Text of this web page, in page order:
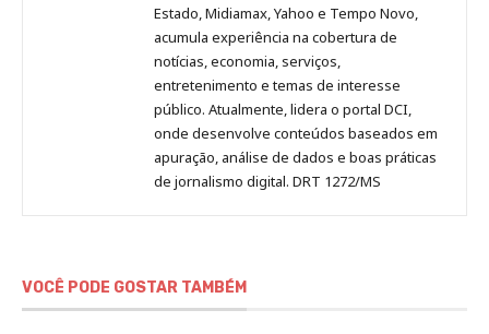
Estado, Midiamax, Yahoo e Tempo Novo,
acumula experiência na cobertura de
notícias, economia, serviços,
entretenimento e temas de interesse
público. Atualmente, lidera o portal DCI,
onde desenvolve conteúdos baseados em
apuração, análise de dados e boas práticas
de jornalismo digital. DRT 1272/MS
VOCÊ PODE GOSTAR TAMBÉM